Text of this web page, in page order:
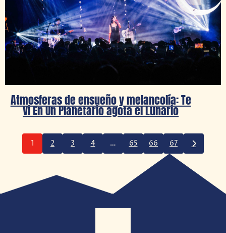
Atmosferas de ensueño y melancolía: Te
Vi En Un Planetario agota el Lunario
1 2 3 4 … 65 66 67